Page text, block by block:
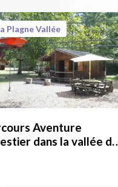
Plagne Vallée
Aventure
dans la vallée de